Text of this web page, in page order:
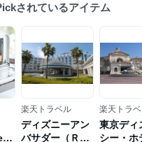
されているアイテム
楽天トラベル
ディズニーアン
バサダー（Ｒ）
楽天トラ
東京ディ
シー・ホ